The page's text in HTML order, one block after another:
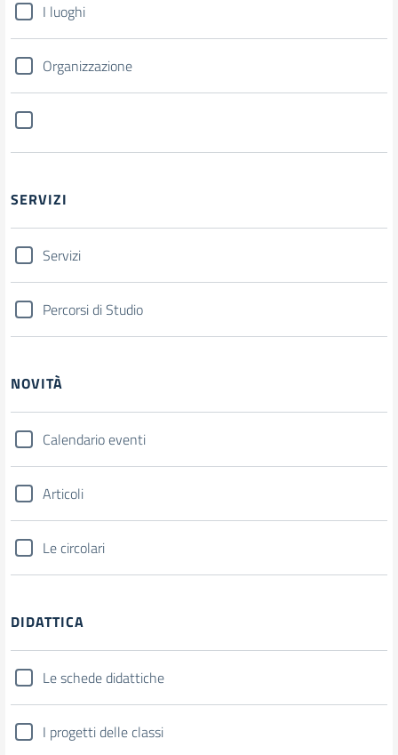
I luoghi
Organizzazione
SERVIZI
Servizi
Percorsi di Studio
NOVITÀ
Calendario eventi
Articoli
Le circolari
DIDATTICA
Le schede didattiche
I progetti delle classi